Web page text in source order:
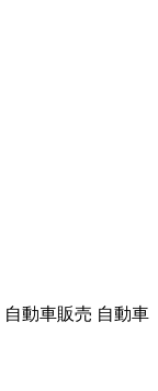
自動車販売 自動車